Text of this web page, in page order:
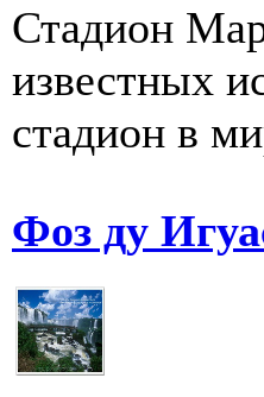
Стадион
известных
стадион в
Фоз ду